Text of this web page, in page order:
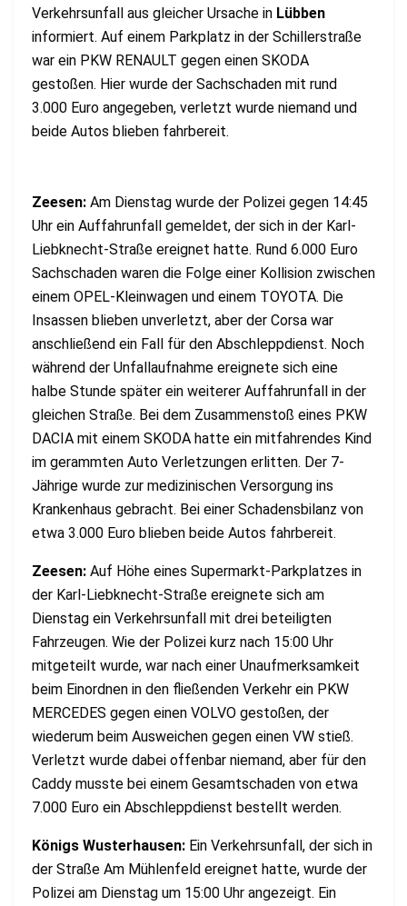
Verkehrsunfall aus gleicher Ursache in Lübben
informiert. Auf einem Parkplatz in der Schillerstraße
war ein PKW RENAULT gegen einen SKODA
gestoßen. Hier wurde der Sachschaden mit rund
3.000 Euro angegeben, verletzt wurde niemand und
beide Autos blieben fahrbereit.
Zeesen: Am Dienstag wurde der Polizei gegen 14:45
Uhr ein Auffahrunfall gemeldet, der sich in der Karl-
Liebknecht-Straße ereignet hatte. Rund 6.000 Euro
Sachschaden waren die Folge einer Kollision zwischen
einem OPEL-Kleinwagen und einem TOYOTA. Die
Insassen blieben unverletzt, aber der Corsa war
anschließend ein Fall für den Abschleppdienst. Noch
während der Unfallaufnahme ereignete sich eine
halbe Stunde später ein weiterer Auffahrunfall in der
gleichen Straße. Bei dem Zusammenstoß eines PKW
DACIA mit einem SKODA hatte ein mitfahrendes Kind
im gerammten Auto Verletzungen erlitten. Der 7-
Jährige wurde zur medizinischen Versorgung ins
Krankenhaus gebracht. Bei einer Schadensbilanz von
etwa 3.000 Euro blieben beide Autos fahrbereit.
Zeesen: Auf Höhe eines Supermarkt-Parkplatzes in
der Karl-Liebknecht-Straße ereignete sich am
Dienstag ein Verkehrsunfall mit drei beteiligten
Fahrzeugen. Wie der Polizei kurz nach 15:00 Uhr
mitgeteilt wurde, war nach einer Unaufmerksamkeit
beim Einordnen in den fließenden Verkehr ein PKW
MERCEDES gegen einen VOLVO gestoßen, der
wiederum beim Ausweichen gegen einen VW stieß.
Verletzt wurde dabei offenbar niemand, aber für den
Caddy musste bei einem Gesamtschaden von etwa
7.000 Euro ein Abschleppdienst bestellt werden.
Königs Wusterhausen: Ein Verkehrsunfall, der sich in
der Straße Am Mühlenfeld ereignet hatte, wurde der
Polizei am Dienstag um 15:00 Uhr angezeigt. Ein